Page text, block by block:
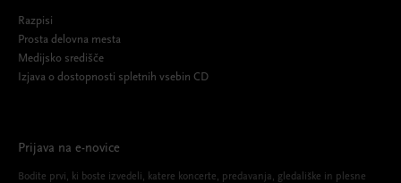
Razpisi
Prosta delovna mesta
Medijsko središče
Izjava o dostopnosti spletnih vsebin CD
Prijava na e-novice
Bodite prvi, ki boste izvedeli, katere koncerte, predavanja, gledališke in plesne